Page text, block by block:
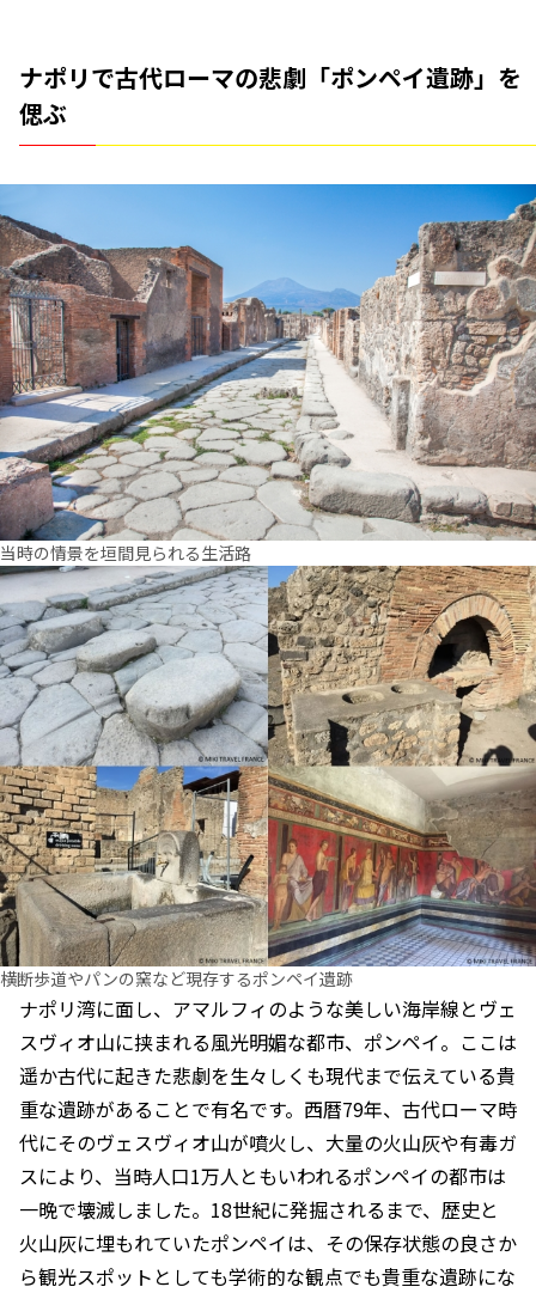
ナポリで古代ローマの悲劇「ポンペイ遺跡」を
偲ぶ
当時の情景を垣間見られる生活路
横断歩道やパンの窯など現存するポンペイ遺跡
ナポリ湾に面し、アマルフィのような美しい海岸線とヴェ
スヴィオ山に挟まれる風光明媚な都市、ポンペイ。ここは
遥か古代に起きた悲劇を生々しくも現代まで伝えている貴
重な遺跡があることで有名です。西暦79年、古代ローマ時
代にそのヴェスヴィオ山が噴火し、大量の火山灰や有毒ガ
スにより、当時人口1万人ともいわれるポンペイの都市は
一晩で壊滅しました。18世紀に発掘されるまで、歴史と
火山灰に埋もれていたポンペイは、その保存状態の良さか
ら観光スポットとしても学術的な観点でも貴重な遺跡にな